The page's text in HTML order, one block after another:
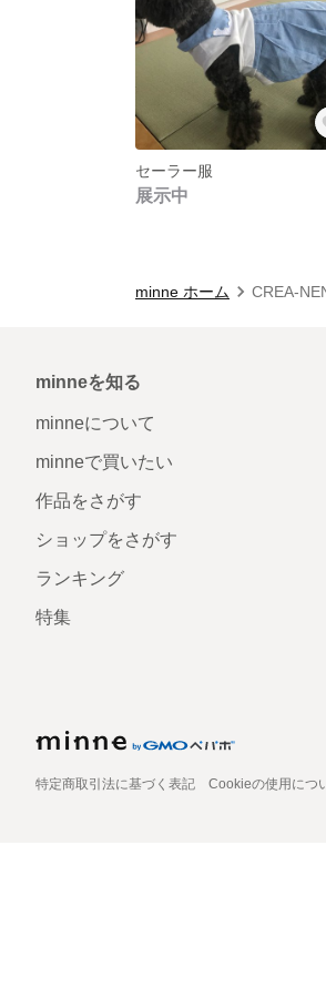
セーラー服
展示中
minne ホーム CREA-
minneを知る
minneについて
minneで買いたい
作品をさがす
ショップをさがす
ランキング
特集
特定商取引法に基づく表記 Cookieの使用につ